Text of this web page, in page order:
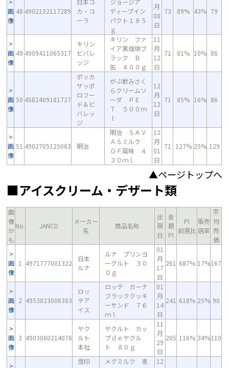
画
像
48 4902102117289
日本コ
カ・コ
ーラ
ジョージア
ディープイン
パクト１８５
ｇ
月
08
日
73 89% 43% 79
画
像
49 4909411065317
キリン
ビバレ
ッジ
キリン ファ
イア黒珈琲ブ
ラック Ｂ
缶 ４００ｇ
11
月
12
日
71 81% 10% 86
画
像
50 4582409181727
ポッカ
サッポ
ロフー
ド＆ビ
バレッ
ジ
がぶ飲みさく
らクリームソ
ーダ ＰＥ
Ｔ ５００ｍ
ｌ
12
月
12
日
71 85% 16% 86
画
像
51 4902705125063 明治
明治 ＳＡＶ
ＡＳミルク
ＧＦ風味 ４
３０ｍｌ
12
月
01
日
71 127% 25% 129
▲ページトップへ
■アイスクリーム・デザート類
画
像
か
も
No. JANCD
メーカー
名
商品名称
出
現
日
金
額
PI
PI
前週比
販売
店率
平
均
売
価
画
像
1 4971777001322
日本
ルナ
ルナ プリンヨ
ーグルト ３０
０ｇ
01
月
17
日
261 687% 17%167
画
像
2 4953823006383
ロッ
テア
イス
ロッテ ガーナ
ブラッククッキ
ーサンド ７６
ｍｌ
01
月
14
日
241 618% 25% 90
画
像
3 4903080214076
ヤク
ルト
本社
ヤクルト カッ
プｄｅヤクル
ト ８０ｇ
11
月
29
日
205 116% 34%110
雪印
メグミルク 恵
12